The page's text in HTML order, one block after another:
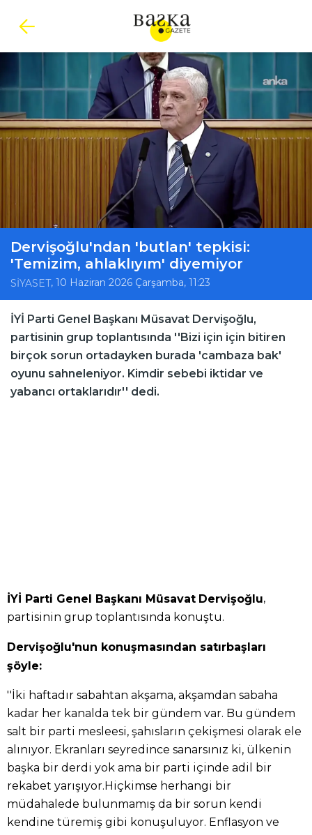
Dervişoğlu'ndan 'butlan' tepkisi:
'Temizim, ahlaklıyım' diyemiyor
SİYASET, 10 Haziran 2026 Çarşamba, 11:23
İYİ Parti Genel Başkanı Müsavat Dervişoğlu,
partisinin grup toplantısında ''Bizi için için bitiren
birçok sorun ortadayken burada 'cambaza bak'
oyunu sahneleniyor. Kimdir sebebi iktidar ve
yabancı ortaklarıdır'' dedi.
İYİ Parti Genel Başkanı Müsavat Dervişoğlu,
partisinin grup toplantısında konuştu.
Dervişoğlu'nun konuşmasından satırbaşları
şöyle:
''İki haftadır sabahtan akşama, akşamdan sabaha
kadar her kanalda tek bir gündem var. Bu gündem
salt bir parti mesleesi, şahısların çekişmesi olarak ele
alınıyor. Ekranları seyredince sanarsınız ki, ülkenin
başka bir derdi yok ama bir parti içinde adil bir
rekabet yarışıyor.Hiçkimse herhangi bir
müdahalede bulunmamış da bir sorun kendi
kendine türemiş gibi konuşuluyor. Enflasyon ve